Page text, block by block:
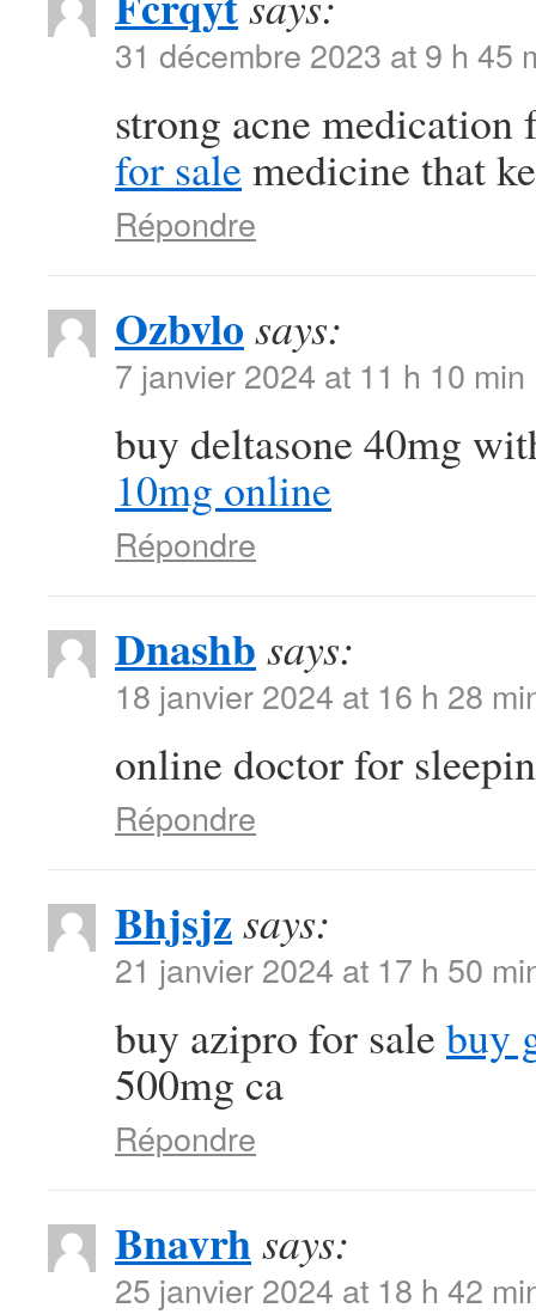
31 décembre 2023 at 9 h 45
strong acne
for sale medicine that
Répondre
Ozbvlo says:
7 janvier 2024 at 11 h 10 min
buy deltasone 40mg
10mg online
Répondre
Dnashb says:
18 janvier 2024 at 16 h 28
online doctor for
Répondre
Bhjsjz says:
21 janvier 2024 at 17 h 50
buy azipro for sale buy
500mg ca
Répondre
Bnavrhsays:
25 janvier 2024 at 18 h 42